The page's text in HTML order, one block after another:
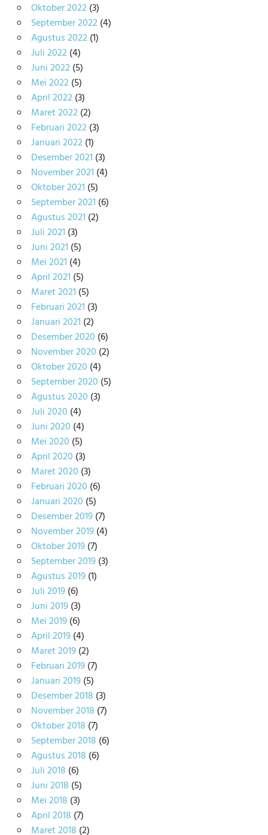
Oktober 2022(3)
September 2022(4)
Agustus 2022(1)
Juli 2022(4)
Juni 2022(5)
Mei 2022(5)
April 2022(3)
Maret 2022(2)
Februari 2022(3)
Januari 2022(1)
Desember 2021 (3)
November 2021 (4)
Oktober 2021 (5)
September 2021 (6)
Agustus 2021 (2)
Juli 2021 (3)
Juni 2021 (5)
Mei 2021 (4)
April 2021 (5)
Maret 2021 (5)
Februari 2021 (3)
Januari 2021 (2)
Desember 2020 (6)
November 2020 (2)
Oktober 2020 (4)
September 2020 (5)
Agustus 2020 (3)
Juli 2020 (4)
Juni 2020 (4)
Mei 2020 (5)
April 2020 (3)
Maret 2020 (3)
Februari 2020 (6)
Januari 2020 (5)
Desember 2019(7)
November 2019(4)
Oktober 2019(7)
September 2019(3)
Agustus 2019(1)
Juli 2019(6)
Juni 2019(3)
Mei 2019(6)
April 2019(4)
Maret 2019(2)
Februari 2019(7)
Januari 2019(5)
Desember 2018 (3)
November 2018 (7)
Oktober 2018 (7)
September 2018 (6)
Agustus 2018 (6)
Juli 2018 (6)
Juni 2018 (5)
Mei 2018 (3)
April 2018 (7)
Maret 2018 (2)